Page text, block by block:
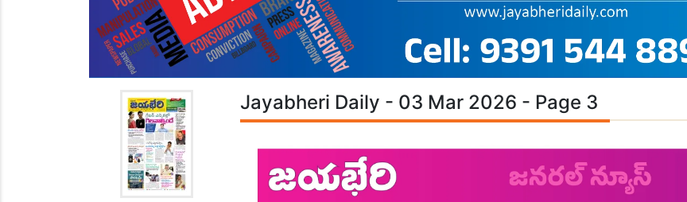
Jayabheri Daily - 03 Mar 2026 - Page 3